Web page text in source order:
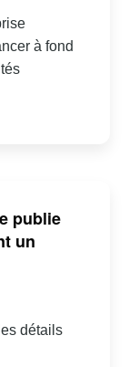
à fond
publie
un
détails